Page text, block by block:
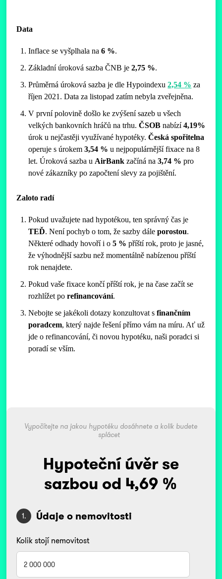
Data
Inflace se vyšplhala na6 %.
Základní úroková sazba ČNB je2,75 %.
Průměrná úroková sazba je dle Hypoindexu2,54 % za
říjen 2021. Data za listopad zatím nebyla zveřejněna.
V první polovině došlo ke zvýšení sazeb u všech
velkých bankovních hráčů na trhu.ČSOB nabízí4,19%
úrok u nejčastěji využívané hypotéky.Česká spořitelna
operuje s úrokem3,54 % u nejpopulárnější fixace na 8
let. Úroková sazba u AirBank začíná na3,74 % pro
nové zákazníky po započtení slevy za pojištění.
Zaloto radí
Pokud uvažujete nad hypotékou, ten správný čas je
TEĎ. Není pochyb o tom, že sazby dáleporostou.
Některé odhady hovoří i o5 % příští rok, proto je jasné,
že výhodnější sazbu než momentálně nabízenou příští
rok nenajdete.
Pokud vaše fixace končí příští rok, je na čase začít se
rozhlížet porefinancování.
Nebojte se jakékoli dotazy konzultovat sfinančním
poradcem, který najde řešení přímo vám na míru. Ať už
jde o refinancování, či novou hypotéku, naši poradci si
poradí se vším.
Vypočítejte na jakou hypotéku dosáhnete a kolik budete
splácet
Hypoteční úvěr se
sazbou od 4,69 %
1. Údaje o nemovitosti
Kolik stojí nemovitost